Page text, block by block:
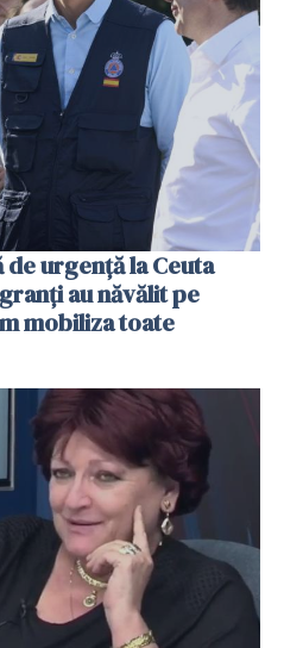
urgență la Ceuta
au năvălit pe
mobiliza toate